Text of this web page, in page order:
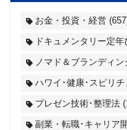
お金・投資・経営
ドキュメンタリー定
ノマド＆ブランディン
ハワイ･健康･スピリ
プレゼン技術･整理法
副業・転職･キャリア